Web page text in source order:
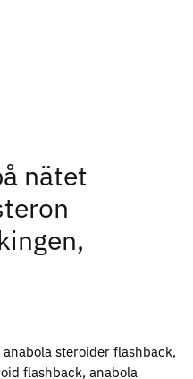
nätet
steroider flashback,
flashback, anabola